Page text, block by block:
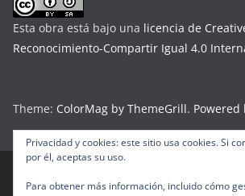
Esta obra está bajo una licencia de
Reconocimiento-Compartir Igual 4.0
Theme: ColorMag by ThemeGrill. Powered
Privacidad y cookies: este sitio usa cookies. Si
por él, aceptas su uso.
Para obtener más información, incluido cómo